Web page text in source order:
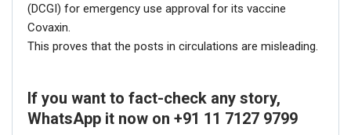
(DCGI) for emergency use approval for its vaccine
Covaxin.
This proves that the posts in circulations are misleading.
If you want to fact-check any story,
WhatsApp it now on +91 11 7127 9799